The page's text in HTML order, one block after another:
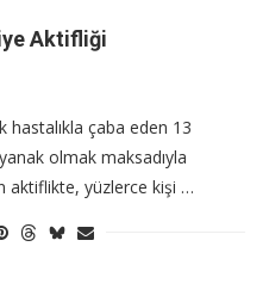
Aktifliği
hastalıkla çaba eden 13
olmak maksadıyla
aktiflikte, yüzlerce kişi …